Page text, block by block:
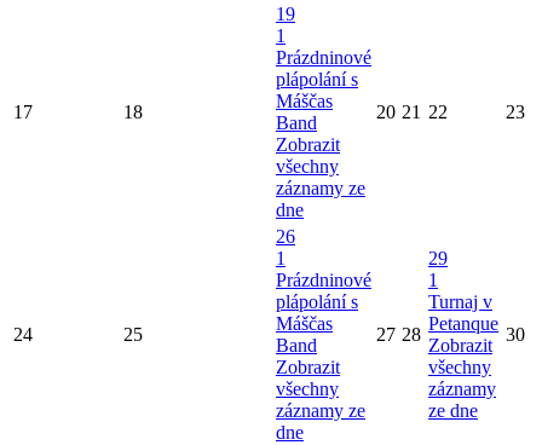
17 18
19
1
Prázdninové
plápolání s
Máščas
Band
Zobrazit
všechny
záznamy ze
dne
20 21 22 23
24 25
26
1
Prázdninové
plápolání s
Máščas
Band
Zobrazit
všechny
záznamy ze
dne
27 28
29
1
Turnaj v
Petanque
Zobrazit
všechny
záznamy
ze dne
30